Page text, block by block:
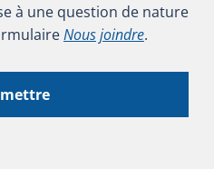
à une question de nature
Nous joindre.